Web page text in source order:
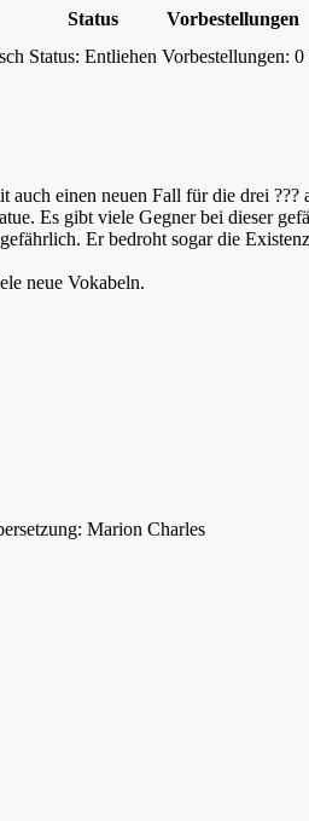
Status Vorbestellungen
Status: Entliehen Vorbestellungen: 0
einen neuen Fall für die drei
Es gibt viele Gegner bei dieser
Er bedroht sogar die
neue Vokabeln.
Marion Charles